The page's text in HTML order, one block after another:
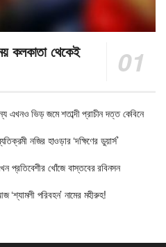
কলকাতা থেকেই
এখনও ভিড় জমে শতাব্দী প্রাচীন দত্ত কেবিনে
নজির হাওড়ার ‘দক্ষিণের ডুয়ার্স’
প্রতিবেশীর খোঁজে বাস্তবের রবিনসন
‘শ্যামলী পরিবহন’ নামের মহীরুহ!